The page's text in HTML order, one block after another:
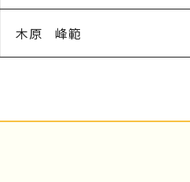
木原 峰範